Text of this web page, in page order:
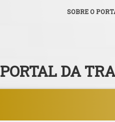
SOBRE O
PORTAL DA